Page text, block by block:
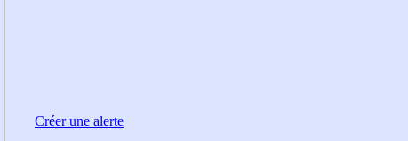
Créer une alerte